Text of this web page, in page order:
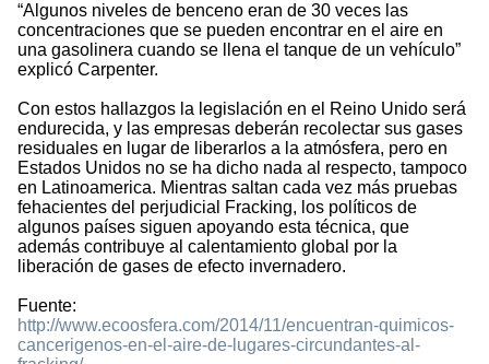
“Algunos niveles de benceno eran de 30 veces las
concentraciones que se pueden encontrar en el aire en
una gasolinera cuando se llena el tanque de un vehículo”
explicó Carpenter.
Con estos hallazgos la legislación en el Reino Unido será
endurecida, y las empresas deberán recolectar sus gases
residuales en lugar de liberarlos a la atmósfera, pero en
Estados Unidos no se ha dicho nada al respecto, tampoco
en Latinoamerica. Mientras saltan cada vez más pruebas
fehacientes del perjudicial Fracking, los políticos de
algunos países siguen apoyando esta técnica, que
además contribuye al calentamiento global por la
liberación de gases de efecto invernadero.
Fuente:
http://www.ecoosfera.com/2014/11/encuentran-quimicos-
cancerigenos-en-el-aire-de-lugares-circundantes-al-